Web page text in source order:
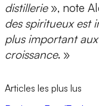
distillerie», note
des spiritueux est
plus important
croissance. »
Articles les plus lus